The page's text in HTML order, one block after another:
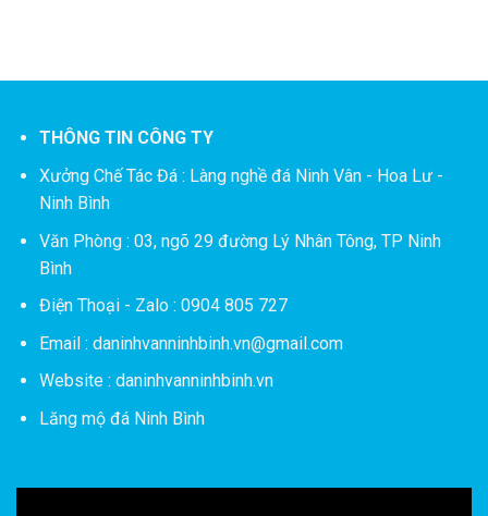
THÔNG TIN CÔNG TY
Xưởng Chế Tác Đá : Làng nghề đá Ninh Vân - Hoa Lư -
Ninh Bình
Văn Phòng : 03, ngõ 29 đường Lý Nhân Tông, TP Ninh
Bình
Điện Thoại - Zalo : 0904 805 727
Email : daninhvanninhbinh.vn@gmail.com
Website : daninhvanninhbinh.vn
Lăng mộ đá Ninh Bình